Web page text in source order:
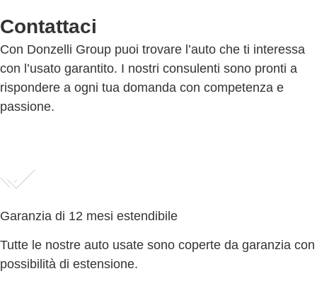
Contattaci
Con Donzelli Group puoi trovare l’auto che ti interessa
con l’usato garantito. I nostri consulenti sono pronti a
rispondere a ogni tua domanda con competenza e
passione.
Garanzia di 12 mesi estendibile
Tutte le nostre auto usate sono coperte da garanzia con
possibilità di estensione.